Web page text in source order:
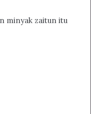
minyak zaitun itu